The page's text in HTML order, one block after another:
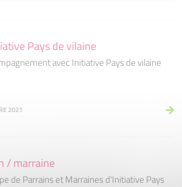
Pays de vilaine
avec Initiative Pays de vilaine
2021
/ marraine
de Parrains et Marraines d'Initiative Pays